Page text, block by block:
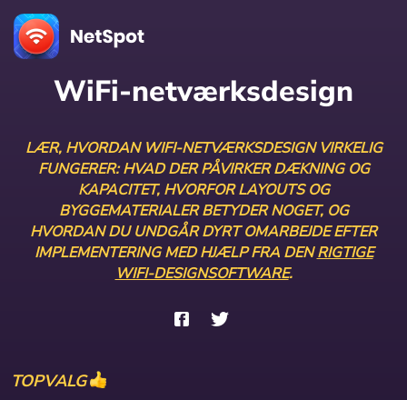
WiFi-netværksdesign
LÆR, HVORDAN WIFI-NETVÆRKSDESIGN VIRKELIG
FUNGERER: HVAD DER PÅVIRKER DÆKNING OG
KAPACITET, HVORFOR LAYOUTS OG
BYGGEMATERIALER BETYDER NOGET, OG
HVORDAN DU UNDGÅR DYRT OMARBEJDE EFTER
IMPLEMENTERING MED HJÆLP FRA DENRIGTIGE
WIFI-DESIGNSOFTWARE.
TOPVALG